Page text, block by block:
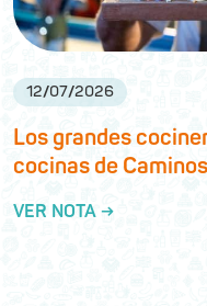
12/07/2026
Los grandes
cocinas de
VER NOTA →